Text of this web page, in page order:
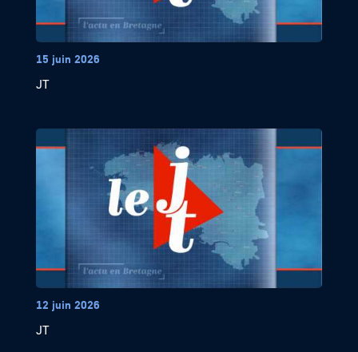
15 juin 2026
JT
12 juin 2026
JT